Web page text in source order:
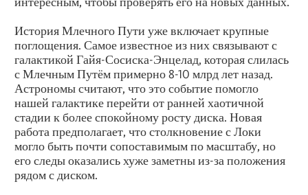
История Млечного Пути уже включает крупные
поглощения. Самое известное из них связывают с
галактикой Гайя-Сосиска-Энцелад, которая слилась
с Млечным Путём примерно 8-10 млрд лет назад.
Астрономы считают, что это событие помогло
нашей галактике перейти от ранней хаотичной
стадии к более спокойному росту диска. Новая
работа предполагает, что столкновение с Локи
могло быть почти сопоставимым по масштабу, но
его следы оказались хуже заметны из-за положения
рядом с диском.